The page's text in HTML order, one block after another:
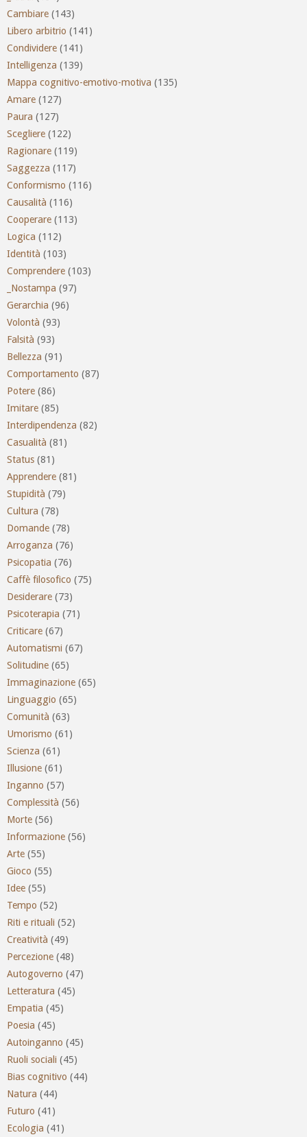
Cambiare (143)
Libero arbitrio (141)
Condividere (141)
Intelligenza (139)
Mappa cognitivo-emotivo-motiva (135)
Amare (127)
Paura (127)
Scegliere (122)
Ragionare (119)
Saggezza (117)
Conformismo (116)
Causalità (116)
Cooperare (113)
Logica (112)
Identità (103)
Comprendere (103)
_Nostampa (97)
Gerarchia (96)
Volontà (93)
Falsità (93)
Bellezza (91)
Comportamento (87)
Potere (86)
Imitare (85)
Interdipendenza (82)
Casualità (81)
Status (81)
Apprendere (81)
Stupidità (79)
Cultura (78)
Domande (78)
Arroganza (76)
Psicopatia (76)
Caffè filosofico (75)
Desiderare (73)
Psicoterapia (71)
Criticare (67)
Automatismi (67)
Solitudine (65)
Immaginazione (65)
Linguaggio (65)
Comunità (63)
Umorismo (61)
Scienza (61)
Illusione (61)
Inganno (57)
Complessità (56)
Morte (56)
Informazione (56)
Arte (55)
Gioco (55)
Idee (55)
Tempo (52)
Riti e rituali (52)
Creatività (49)
Percezione (48)
Autogoverno (47)
Letteratura (45)
Empatia (45)
Poesia (45)
Autoinganno (45)
Ruoli sociali (45)
Bias cognitivo (44)
Natura (44)
Futuro (41)
Ecologia (41)